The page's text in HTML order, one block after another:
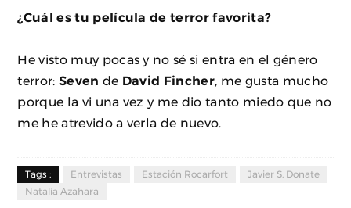
¿Cuál es tu película de terror favorita?
He visto muy pocas y no sé si entra en el género
terror: Seven de David Fincher , me gusta mucho
porque la vi una vez y me dio tanto miedo que no
me he atrevido a verla de nuevo.
Tags : Entrevistas Estación Rocarfort
Javier S. Donate
Natalia Azahara